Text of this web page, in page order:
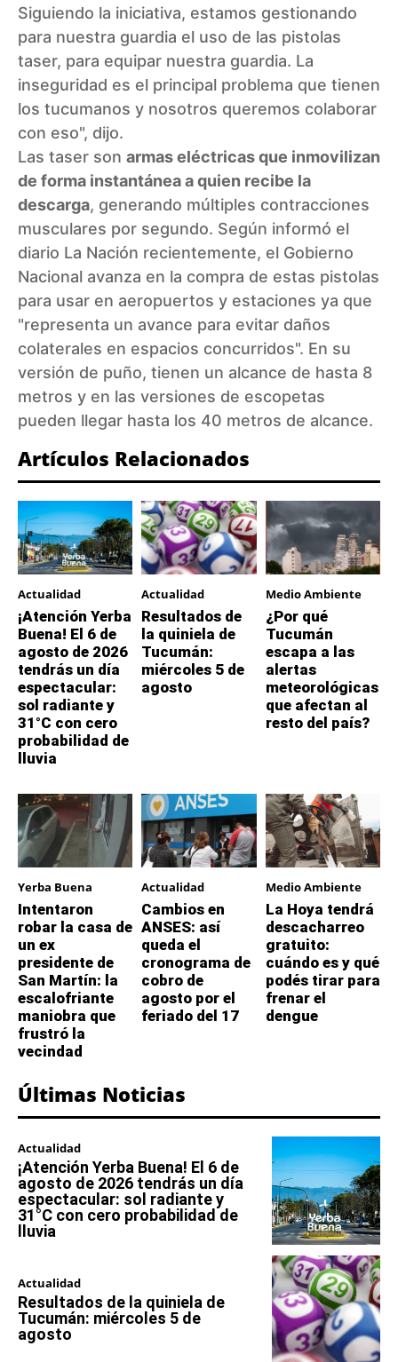
Siguiendo la iniciativa, estamos gestionando
para nuestra guardia el uso de las pistolas
taser, para equipar nuestra guardia. La
inseguridad es el principal problema que tienen
los tucumanos y nosotros queremos colaborar
con eso", dijo.
Las taser son armas eléctricas que inmovilizan
de forma instantánea a quien recibe la
descarga, generando múltiples contracciones
musculares por segundo. Según informó el
diario La Nación recientemente, el Gobierno
Nacional avanza en la compra de estas pistolas
para usar en aeropuertos y estaciones ya que
"representa un avance para evitar daños
colaterales en espacios concurridos". En su
versión de puño, tienen un alcance de hasta 8
metros y en las versiones de escopetas
pueden llegar hasta los 40 metros de alcance.
Artículos Relacionados
Actualidad
¡Atención Yerba
Buena! El 6 de
agosto de 2026
tendrás un día
espectacular:
sol radiante y
31°C con cero
probabilidad de
lluvia
Actualidad
Resultados de
la quiniela de
Tucumán:
miércoles 5 de
agosto
Medio Ambiente
¿Por qué
Tucumán
escapa a las
alertas
meteorológicas
que afectan al
resto del país?
Yerba Buena
Intentaron
robar la casa de
un ex
presidente de
San Martín: la
escalofriante
maniobra que
frustró la
vecindad
Actualidad
Cambios en
ANSES: así
queda el
cronograma de
cobro de
agosto por el
feriado del 17
Medio Ambiente
La Hoya tendrá
descacharreo
gratuito:
cuándo es y qué
podés tirar para
frenar el
dengue
Últimas Noticias
Actualidad
¡Atención Yerba Buena! El 6 de
agosto de 2026 tendrás un día
espectacular: sol radiante y
31°C con cero probabilidad de
lluvia
Actualidad
Resultados de la quiniela de
Tucumán: miércoles 5 de
agosto